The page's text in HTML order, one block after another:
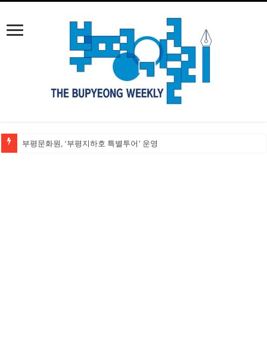
부평문화원, ‘부평지하호 특별투어’ 운영